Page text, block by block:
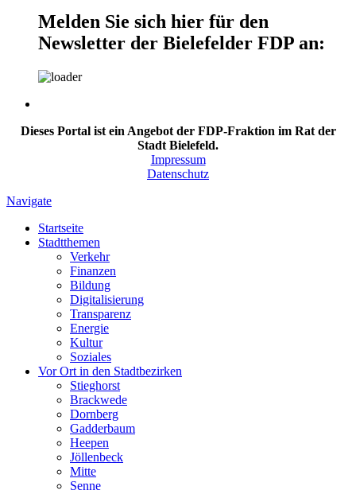
Melden Sie sich hier für den
Newsletter der Bielefelder FDP an:
Dieses Portal ist ein Angebot der FDP-Fraktion im Rat der
Stadt Bielefeld.
Impressum
Datenschutz
Navigate
Startseite
Stadtthemen
Verkehr
Finanzen
Bildung
Digitalisierung
Transparenz
Energie
Kultur
Soziales
Vor Ort in den Stadtbezirken
Stieghorst
Brackwede
Dornberg
Gadderbaum
Heepen
Jöllenbeck
Mitte
Senne